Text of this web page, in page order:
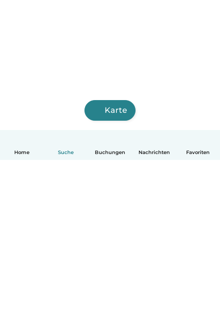
Home Suche Buchungen Nachrichten Favoriten
Karte